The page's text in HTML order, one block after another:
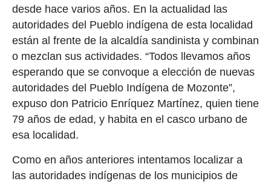
desde hace varios años. En la actualidad las
autoridades del Pueblo indígena de esta localidad
están al frente de la alcaldía sandinista y combinan
o mezclan sus actividades. “Todos llevamos años
esperando que se convoque a elección de nuevas
autoridades del Pueblo Indígena de Mozonte”,
expuso don Patricio Enríquez Martínez, quien tiene
79 años de edad, y habita en el casco urbano de
esa localidad.
Como en años anteriores intentamos localizar a
las autoridades indígenas de los municipios de